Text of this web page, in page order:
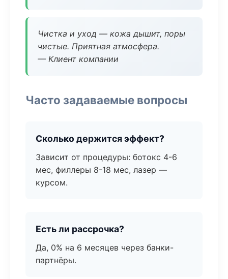
Чистка и уход — кожа дышит, поры
чистые. Приятная атмосфера.
— Клиент компании
Часто задаваемые вопросы
Сколько держится эффект?
Зависит от процедуры: ботокс 4-6
мес, филлеры 8-18 мес, лазер —
курсом.
Есть ли рассрочка?
Да, 0% на 6 месяцев через банки-
партнёры.